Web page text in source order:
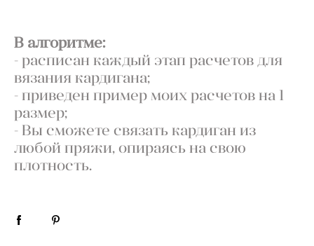
В алгоритме:
- расписан каждый этап расчетов для
вязания кардигана;
- приведен пример моих расчетов на 1
размер;
- Вы сможете связать кардиган из
любой пряжи, опираясь на свою
плотность.